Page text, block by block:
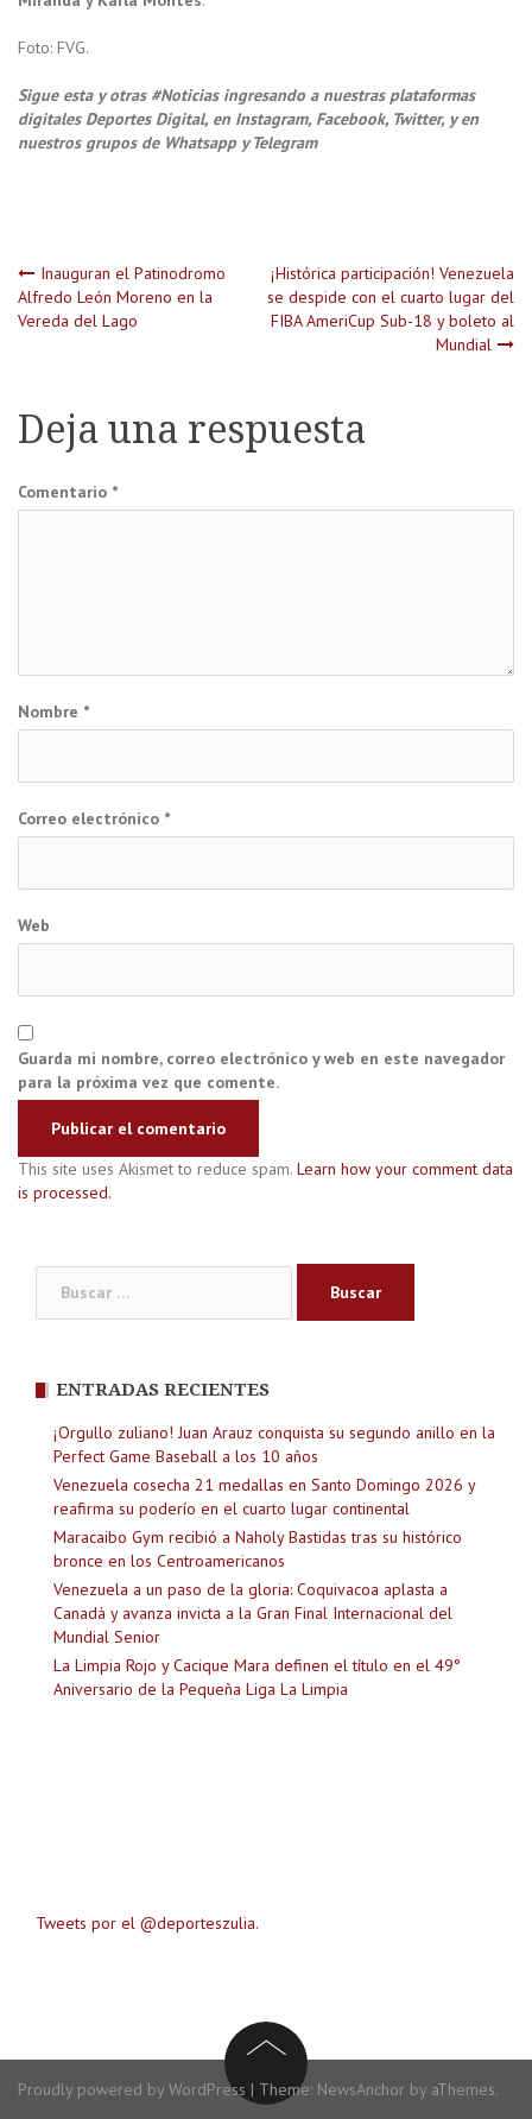
Foto: FVG.
Sigue esta y otras #Noticias ingresando a nuestras plataformas
digitales Deportes Digital, en Instagram, Facebook, Twitter, y en
nuestros grupos de Whatsapp y Telegram
Navegación
de
Inauguran el Patinodromo
Alfredo León Moreno en la
Vereda del Lago
¡Histórica participación! Venezuela
se despide con el cuarto lugar del
FIBA AmeriCup Sub-18 y boleto al
Mundial
Deja una respuesta
Comentario *
Nombre *
Correo electrónico *
Web
Guarda mi nombre, correo electrónico y web en este navegador
para la próxima vez que comente.
This site uses Akismet to reduce spam. Learn how your comment data
is processed.
ENTRADAS RECIENTES
¡Orgullo zuliano! Juan Arauz conquista su segundo anillo en la
Perfect Game Baseball a los 10 años
Venezuela cosecha 21 medallas en Santo Domingo 2026 y
reafirma su poderío en el cuarto lugar continental
Maracaibo Gym recibió a Naholy Bastidas tras su histórico
bronce en los Centroamericanos
Venezuela a un paso de la gloria: Coquivacoa aplasta a
Canadá y avanza invicta a la Gran Final Internacional del
Mundial Senior
La Limpia Rojo y Cacique Mara definen el título en el 49°
Aniversario de la Pequeña Liga La Limpia
Tweets por el @deporteszulia.
Proudly powered by WordPress | Theme: NewsAnchor by aThemes.